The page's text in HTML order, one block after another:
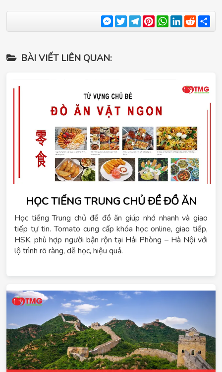
Messenger
TwitterTelegram
Pinterest
WhatsApp
LinkedIn
Reddit
BÀI VIẾT LIÊN QUAN:
HỌC TIẾNG TRUNG CHỦ ĐỀ ĐỒ ĂN
Học tiếng Trung chủ đề đồ ăn giúp nhớ nhanh và giao
tiếp tự tin. Tomato cung cấp khóa học online, giao tiếp,
HSK, phù hợp người bận rộn tại Hải Phòng – Hà Nội với
lộ trình rõ ràng, dễ học, hiệu quả.